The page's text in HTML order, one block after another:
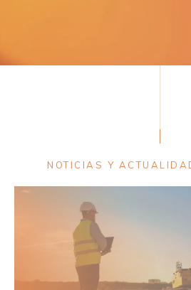
NOTICIAS Y